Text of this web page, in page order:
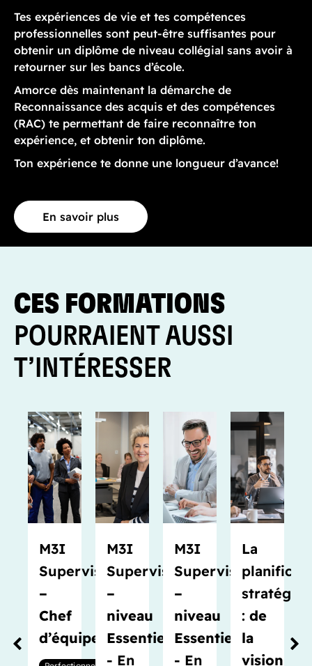
Tes expériences de vie et tes compétences
professionnelles sont peut-être suffisantes pour
obtenir un diplôme de niveau collégial sans avoir à
retourner sur les bancs d’école.
Amorce dès maintenant la démarche de
Reconnaissance des acquis et des compétences
(RAC) te permettant de faire reconnaître ton
expérience, et obtenir ton diplôme.
Ton expérience te donne une longueur d’avance!
En savoir plus
CES FORMATIONS
POURRAIENT AUSSI
T’INTÉRESSER
M3I
Supervision
–
Chef
d’équipe
M3I
Supervision
–
niveau
Essentiel
- En
M3I
Supervision
–
niveau
Essentiel
- En
La
: de
la
vision